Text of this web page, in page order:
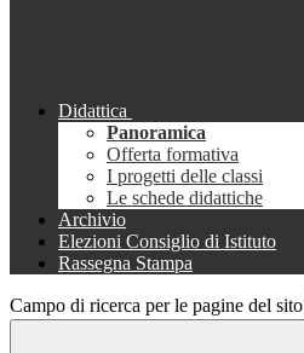
Didattica
Panoramica
Offerta formativa
I progetti delle classi
Le schede didattiche
Archivio
Elezioni Consiglio di Istituto
Rassegna Stampa
Campo di ricerca per le pagine del sito